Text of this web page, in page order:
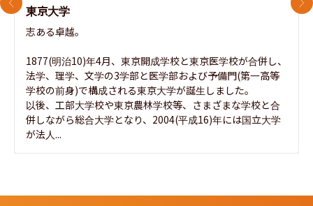
東京大学
志ある卓越。
1877(明治10)年4月、東京開成学校と東京医学校が合併し、
法学、理学、文学の3学部と医学部および予備門(第一高等
学校の前身)で構成される東京大学が誕生しました。
以後、工部大学校や東京農林学校等、さまざまな学校と合
併しながら総合大学となり、2004(平成16)年には国立大学
が法人...
前のスライド 次